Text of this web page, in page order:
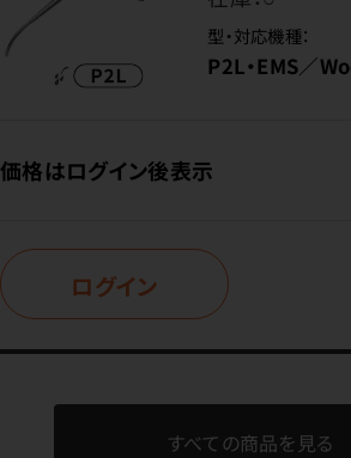
型・対応機種：
P2L・EMS／
価格はログイン後表示
ログイン
すべての商品を見る